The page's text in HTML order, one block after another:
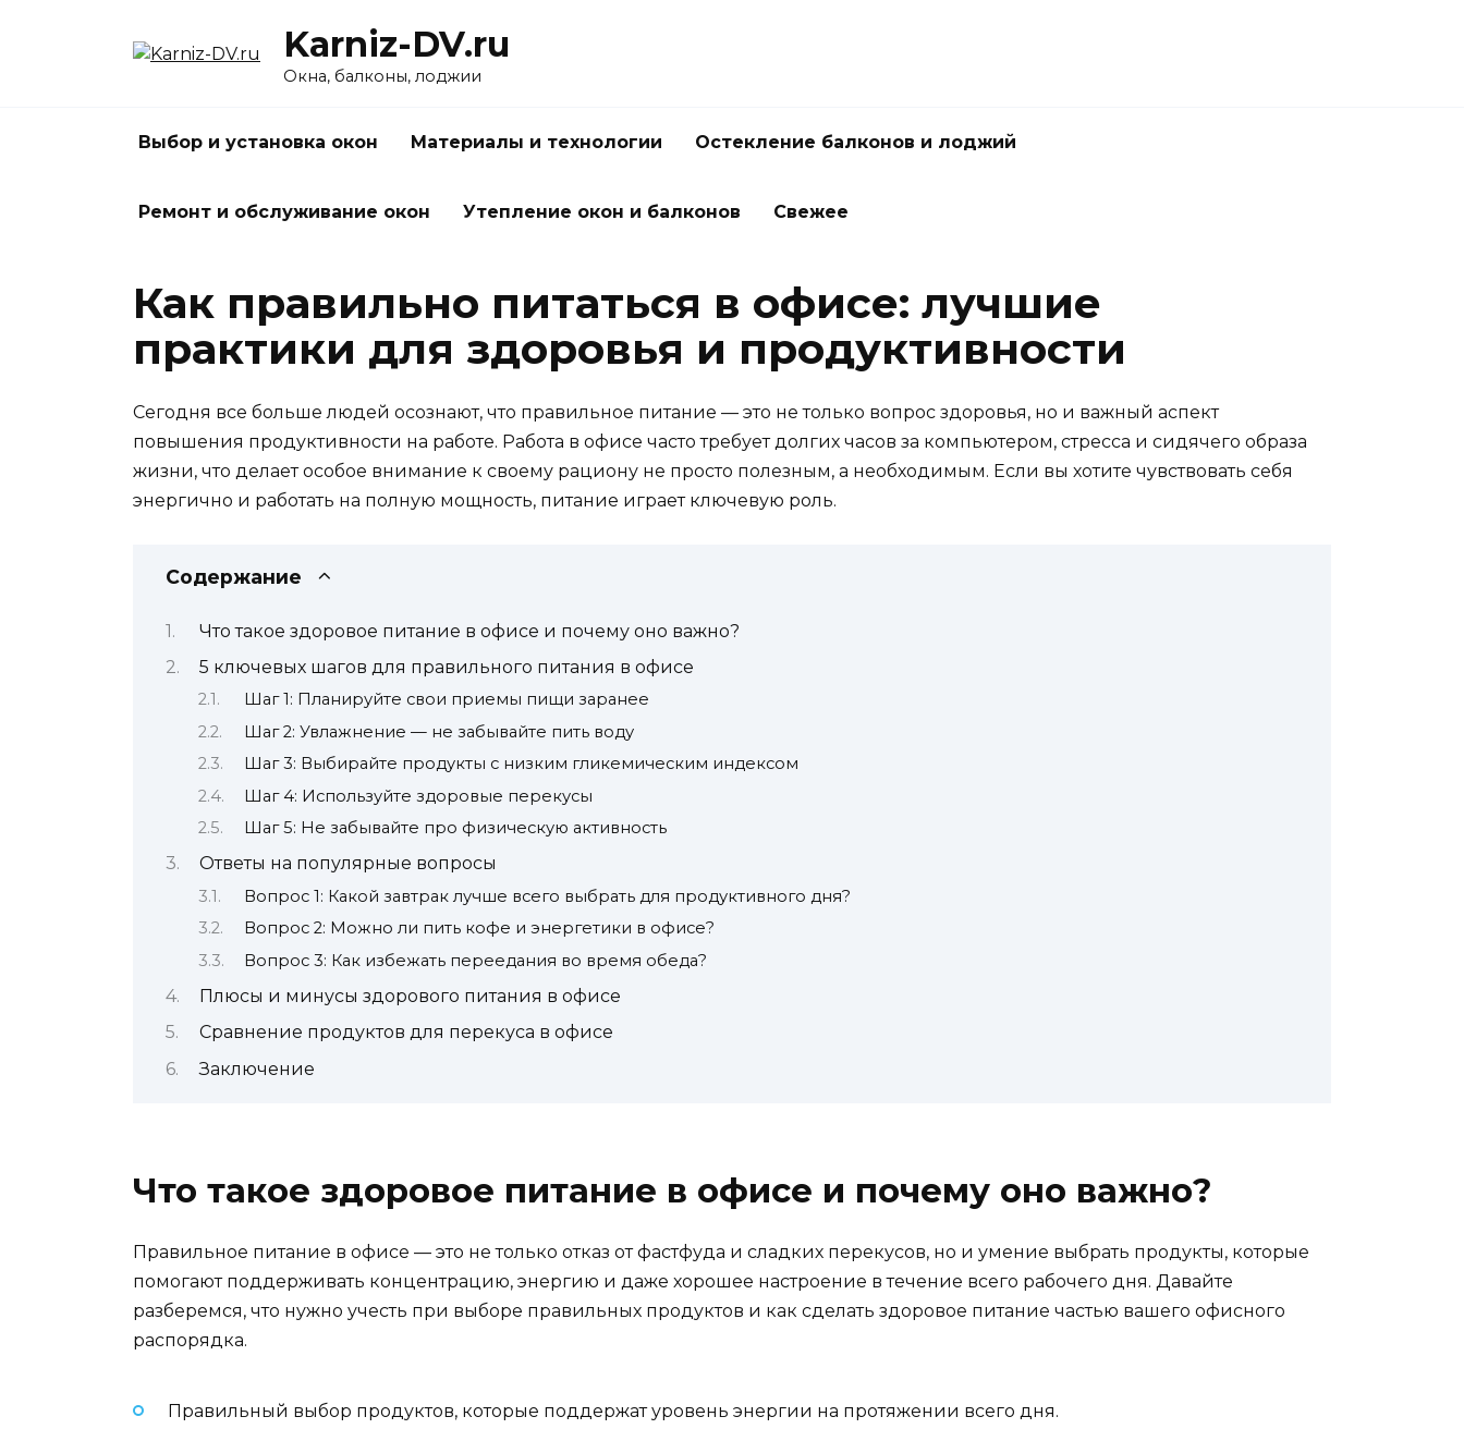
Karniz-DV.ru
Окна, балконы, лоджии
Выбор и установка окон Материалы и технологии Остекление балконов и лоджий
Ремонт и обслуживание окон Утепление окон и балконов Свежее
Как правильно питаться в офисе: лучшие
практики для здоровья и продуктивности
Сегодня все больше людей осознают, что правильное питание — это не только вопрос здоровья, но и важный аспект
повышения продуктивности на работе. Работа в офисе часто требует долгих часов за компьютером, стресса и сидячего образа
жизни, что делает особое внимание к своему рациону не просто полезным, а необходимым. Если вы хотите чувствовать себя
энергично и работать на полную мощность, питание играет ключевую роль.
Содержание
Что такое здоровое питание в офисе и почему оно важно?
5 ключевых шагов для правильного питания в офисе
Шаг 1: Планируйте свои приемы пищи заранее
Шаг 2: Увлажнение — не забывайте пить воду
Шаг 3: Выбирайте продукты с низким гликемическим индексом
Шаг 4: Используйте здоровые перекусы
Шаг 5: Не забывайте про физическую активность
Ответы на популярные вопросы
Вопрос 1: Какой завтрак лучше всего выбрать для продуктивного дня?
Вопрос 2: Можно ли пить кофе и энергетики в офисе?
Вопрос 3: Как избежать переедания во время обеда?
Плюсы и минусы здорового питания в офисе
Сравнение продуктов для перекуса в офисе
Заключение
Что такое здоровое питание в офисе и почему оно важно?
Правильное питание в офисе — это не только отказ от фастфуда и сладких перекусов, но и умение выбрать продукты, которые
помогают поддерживать концентрацию, энергию и даже хорошее настроение в течение всего рабочего дня. Давайте
разберемся, что нужно учесть при выборе правильных продуктов и как сделать здоровое питание частью вашего офисного
распорядка.
Правильный выбор продуктов, которые поддержат уровень энергии на протяжении всего дня.